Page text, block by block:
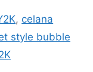
, celana
style bubble